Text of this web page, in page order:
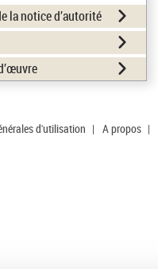
la notice d’autorité
d'utilisation | A propos |